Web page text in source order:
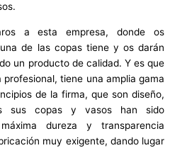
a esta empresa, donde os
de las copas tiene y os darán
un producto de calidad. Y es que
tiene una amplia gama
de la firma, que son diseño,
sus copas y vasos han sido
dureza y transparencia
muy exigente, dando lugar